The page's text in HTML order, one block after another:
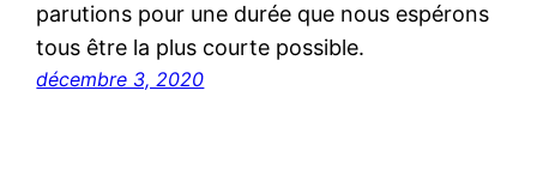
parutions pour une durée que nous espérons
tous être la plus courte possible.
décembre 3, 2020